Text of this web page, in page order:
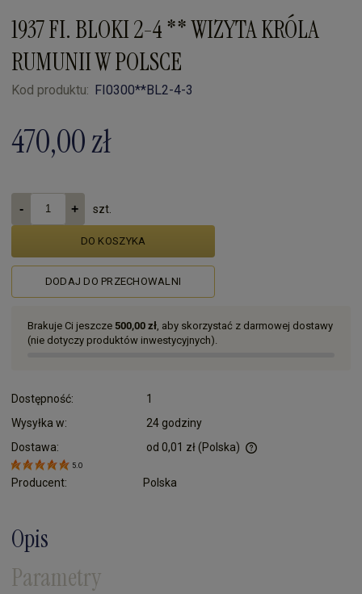
1937 FI. BLOKI 2-4 ** WIZYTA KRÓLA
RUMUNII W POLSCE
Kod produktu: FI0300**BL2-4-3
470,00 zł
szt.
DO KOSZYKA
DODAJ DO PRZECHOWALNI
Brakuje Ci jeszcze 500,00 zł , aby skorzystać z darmowej dostawy
(nie dotyczy produktów inwestycyjnych).
Dostępność:
1
Wysyłka w:
24 godziny
Dostawa:
od 0,01 zł(Polska)
5.0
Producent: Polska
Opis
Parametry